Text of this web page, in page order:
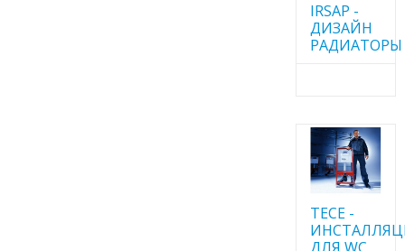
IRSAP -
ДИЗАЙН
РАДИАТОРЫ
TECE -